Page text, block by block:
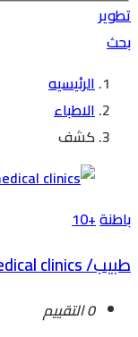
تطوير
بحث
الرئيسيه
الاطباء
كشف
باطنة+10
طبيب/ D&D medical clinics
0 التقييم